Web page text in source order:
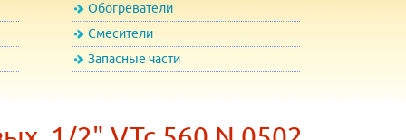
Обогреватели
Смесители
Запасные части